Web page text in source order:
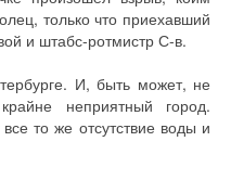
только что приехавший
и штабс-ротмистр С-в.
И, быть может, не
неприятный город.
то же отсутствие воды и